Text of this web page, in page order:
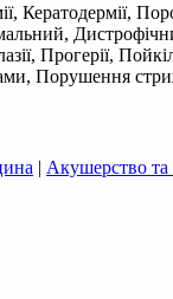
Кератодермії,
Прогерії,
Порушення
| Акушерство та